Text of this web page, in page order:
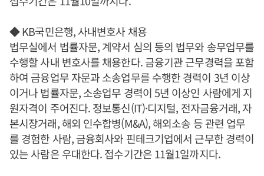
◆ KB국민은행, 사내변호사 채용
법무실에서 법률자문, 계약서 심의 등의 법무와 송무업무를
수행할 사내 변호사를 채용한다. 금융기관 근무경력을 포함
하여 금융업무 자문과 소송업무를 수행한 경력이 3년 이상
이거나 법률자문, 소송업무 경력이 5년 이상인 사람에게 지
원자격이 주어진다. 정보통신(IT)·디지털, 전자금융거래, 자
본시장거래, 해외 인수합병(M&A), 해외소송 등 관련 업무
를 경험한 사람, 금융회사와 핀테크기업에서 근무한 경력이
있는 사람은 우대한다. 접수기간은 11월1일까지다.